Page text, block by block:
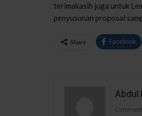
terimakasih juga untuk
penyusunan proposal
Share Facebook
Abdul